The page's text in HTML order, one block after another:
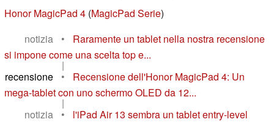
Honor MagicPad 4 (MagicPad Serie)
notizia
•
Raramente un tablet nella nostra recensione
si impone come una scelta top e...
|
recensione
•
Recensione dell'Honor MagicPad 4: Un
mega-tablet con uno schermo OLED da 12...
|
notizia
•
l'iPad Air 13 sembra un tablet entry-level